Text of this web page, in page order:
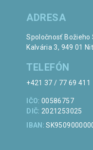
ADRESA
Spoločnosť Božieho
Kalvária 3, 949 01
TELEFÓN
+421 37 / 77 69 411
IČO: 00586757
DIČ: 2021253025
IBAN :